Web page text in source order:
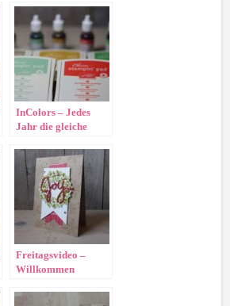
InColors – Jedes
Jahr die gleiche
Freitagsvideo –
Willkommen